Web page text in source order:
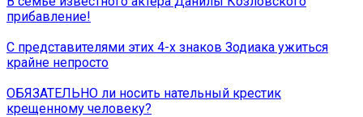
прибавление!
С представителями этих 4-х знаков Зодиака ужиться
крайне непросто
ОБЯЗАТЕЛЬНО ли носить нательный крестик
крещенному человеку?